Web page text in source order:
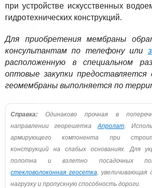
при устройстве искусственных
гидротехнических конструкций.
Для приобретения мембраны
консультантам по телефону или
расположенную в специальном
оптовые закупки предоставляется
геомембраны выполняется по
Справка: Одинаково прочная в
направлении георешетка Апролат.
армирующего компонента при
конструкций на слабых основаниях. Для
полотна и взлетно посадочных
стекловолоконная геосетка ,
нагрузку и пропускную способность дороги.